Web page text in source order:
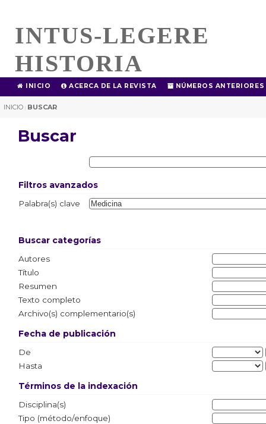
INTUS-LEGERE
HISTORIA
INICIO ACERCA DE LA REVISTA NÚMEROS ANTERIORES
INICIO | BUSCAR
Buscar
Filtros avanzados
Palabra(s) clave
Buscar categorías
Autores
Título
Resumen
Texto completo
Archivo(s) complementario(s)
Fecha de publicación
De
Hasta
Términos de la indexación
Disciplina(s)
Tipo (método/enfoque)